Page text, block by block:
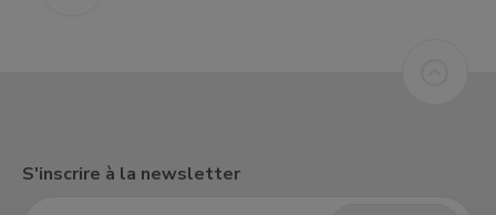
S'inscrire à la newsletter